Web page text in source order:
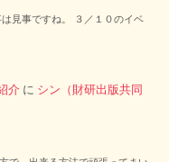
見事ですね。 ３／１０のイベ
介 に シン（財研出版共同